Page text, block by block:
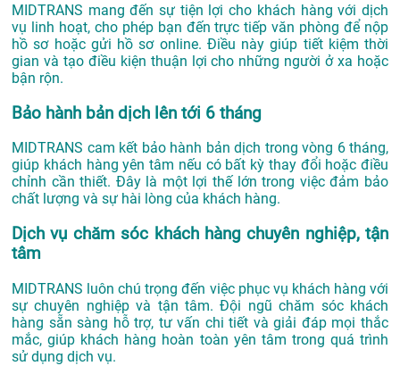
MIDTRANS mang đến sự tiện lợi cho khách hàng với dịch
vụ linh hoạt, cho phép bạn đến trực tiếp văn phòng để nộp
hồ sơ hoặc gửi hồ sơ online. Điều này giúp tiết kiệm thời
gian và tạo điều kiện thuận lợi cho những người ở xa hoặc
bận rộn.
Bảo hành bản dịch lên tới 6 tháng
MIDTRANS cam kết bảo hành bản dịch trong vòng 6 tháng,
giúp khách hàng yên tâm nếu có bất kỳ thay đổi hoặc điều
chỉnh cần thiết. Đây là một lợi thế lớn trong việc đảm bảo
chất lượng và sự hài lòng của khách hàng.
Dịch vụ chăm sóc khách hàng chuyên nghiệp, tận
tâm
MIDTRANS luôn chú trọng đến việc phục vụ khách hàng với
sự chuyên nghiệp và tận tâm. Đội ngũ chăm sóc khách
hàng sẵn sàng hỗ trợ, tư vấn chi tiết và giải đáp mọi thắc
mắc, giúp khách hàng hoàn toàn yên tâm trong quá trình
sử dụng dịch vụ.